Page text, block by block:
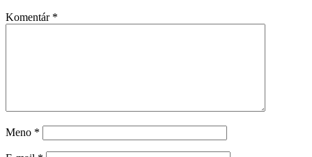
Komentár *
Meno *